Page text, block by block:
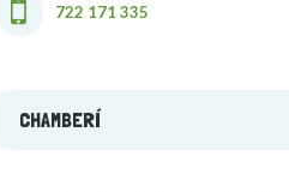
722 171 335
CHAMBERÍ